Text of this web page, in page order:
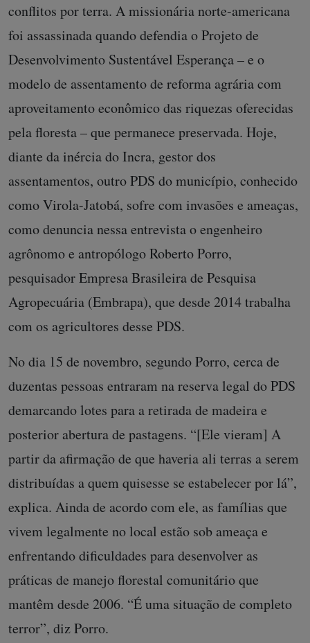
conflitos por terra. A missionária norte-americana
foi assassinada quando defendia o Projeto de
Desenvolvimento Sustentável Esperança – e o
modelo de assentamento de reforma agrária com
aproveitamento econômico das riquezas oferecidas
pela floresta – que permanece preservada. Hoje,
diante da inércia do Incra, gestor dos
assentamentos, outro PDS do município, conhecido
como Virola-Jatobá, sofre com invasões e ameaças,
como denuncia nessa entrevista o engenheiro
agrônomo e antropólogo Roberto Porro,
pesquisador Empresa Brasileira de Pesquisa
Agropecuária (Embrapa), que desde 2014 trabalha
com os agricultores desse PDS.
No dia 15 de novembro, segundo Porro, cerca de
duzentas pessoas entraram na reserva legal do PDS
demarcando lotes para a retirada de madeira e
posterior abertura de pastagens. “[Ele vieram] A
partir da afirmação de que haveria ali terras a serem
distribuídas a quem quisesse se estabelecer por lá”,
explica. Ainda de acordo com ele, as famílias que
vivem legalmente no local estão sob ameaça e
enfrentando dificuldades para desenvolver as
práticas de manejo florestal comunitário que
mantêm desde 2006. “É uma situação de completo
terror”, diz Porro.